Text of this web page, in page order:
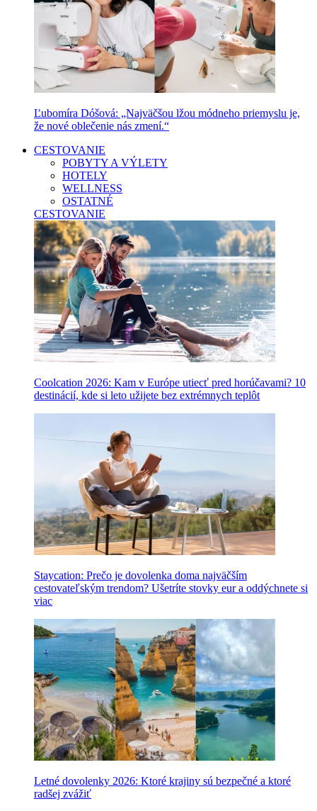
Ľubomíra Dóšová: „Najväčšou lžou módneho priemyslu je,
že nové oblečenie nás zmení.“
CESTOVANIE
POBYTY A VÝLETY
HOTELY
WELLNESS
OSTATNÉ
CESTOVANIE
Coolcation 2026: Kam v Európe utiecť pred horúčavami? 10
destinácií, kde si leto užijete bez extrémnych teplôt
Staycation: Prečo je dovolenka doma najväčším
cestovateľským trendom? Ušetríte stovky eur a oddýchnete si
viac
Letné dovolenky 2026: Ktoré krajiny sú bezpečné a ktoré
radšej zvážiť